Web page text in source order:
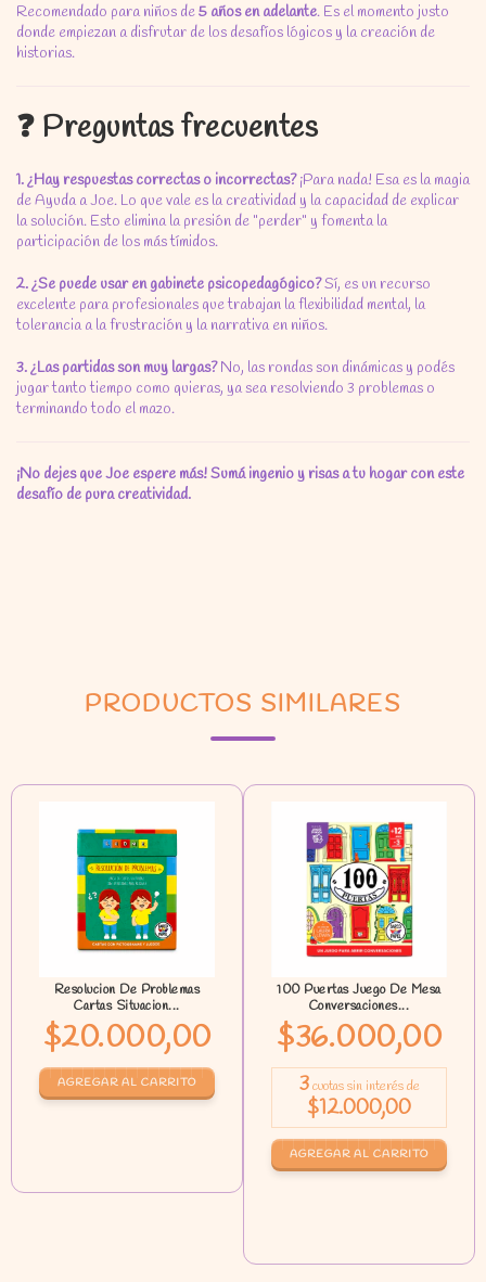
Recomendado para niños de5 años en adelante. Es el momento justo
donde empiezan a disfrutar de los desafíos lógicos y la creación de
historias.
❓ Preguntas frecuentes
1. ¿Hay respuestas correctas o incorrectas?¡Para nada! Esa es la magia
de Ayuda a Joe. Lo que vale es la creatividad y la capacidad de explicar
la solución. Esto elimina la presión de "perder" y fomenta la
participación de los más tímidos.
2. ¿Se puede usar en gabinete psicopedagógico?Sí, es un recurso
excelente para profesionales que trabajan la flexibilidad mental, la
tolerancia a la frustración y la narrativa en niños.
3. ¿Las partidas son muy largas?No, las rondas son dinámicas y podés
jugar tanto tiempo como quieras, ya sea resolviendo 3 problemas o
terminando todo el mazo.
¡No dejes que Joe espere más! Sumá ingenio y risas a tu hogar con este
desafío de pura creatividad.
PRODUCTOS SIMILARES
Resolucion De Problemas
Cartas Situacion...
$20.000,00
100 Puertas Juego De Mesa
Conversaciones...
$36.000,00
3 cuotas sin interés de
$12.000,00